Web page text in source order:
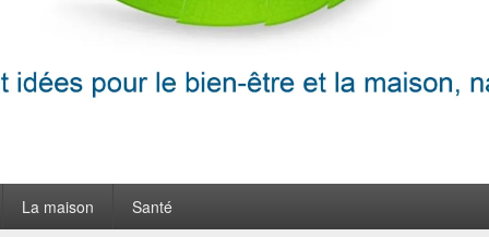
Naturelle
La maison Santé